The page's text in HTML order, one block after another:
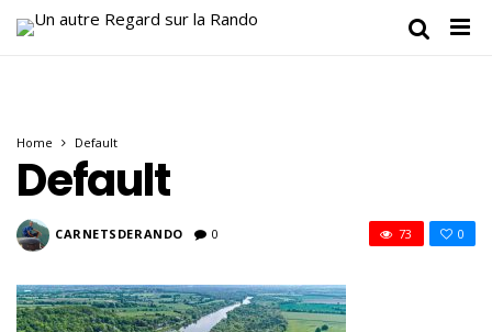
Home Default
Default
CARNETSDERANDO 0 0
73